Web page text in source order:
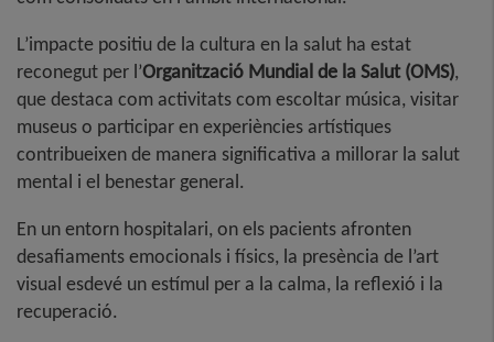
L’impacte positiu de la cultura en la salut ha estat
reconegut per l’Organització Mundial de la Salut (OMS),
que destaca com activitats com escoltar música, visitar
museus o participar en experiències artístiques
contribueixen de manera significativa a millorar la salut
mental i el benestar general.
En un entorn hospitalari, on els pacients afronten
desafiaments emocionals i físics, la presència de l’art
visual esdevé un estímul per a la calma, la reflexió i la
recuperació.